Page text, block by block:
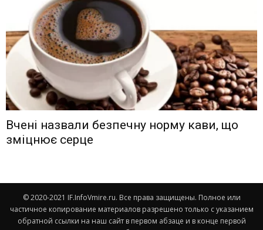
Вчені назвали безпечну норму кави, що
зміцнює серце
© 2020-2021 IF.InfoVmire.ru. Все права защищены. Полное или
частичное копирование материалов разрешено только с указанием
обратной ссылки на наш сайт в первом абзаце и в конце первой